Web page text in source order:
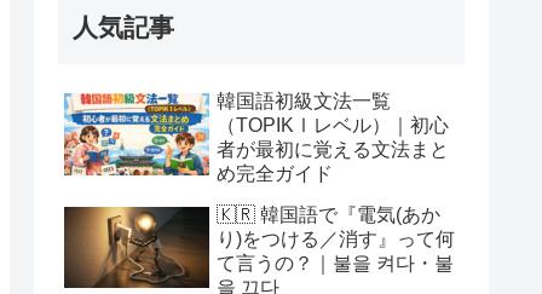
人気記事
韓国語初級文法一覧
（TOPIKⅠレベル）｜初心
者が最初に覚える文法まと
め完全ガイド
🇰🇷 韓国語で『電気(あか
り)をつける／消す』って何
て言うの？｜불을 켜다・불
을 끄다